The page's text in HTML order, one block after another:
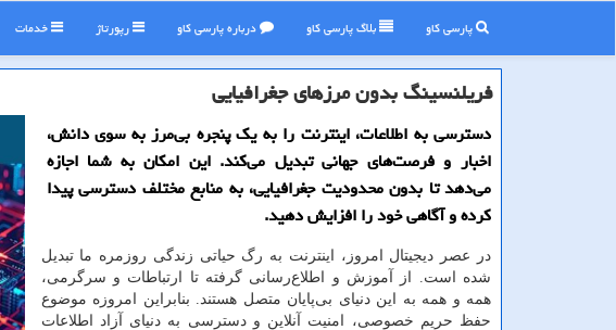
پارسی کاو بلاگ پارسی كاو درباره پارسی كاو رپورتاژ خدمات
فریلنسینگ بدون مرزهای جغرافیایی
دسترسی به اطلاعات، اینترنت را به یک پنجره بی‌مرز به سوی دانش،
اخبار و فرصت‌های جهانی تبدیل می‌کند. این امکان به شما اجازه
می‌دهد تا بدون محدودیت جغرافیایی، به منابع مختلف دسترسی پیدا
کرده و آگاهی خود را افزایش دهید.
در عصر دیجیتال امروز، اینترنت به رگ حیاتی زندگی روزمره ما تبدیل
شده است. از آموزش و اطلاع‌رسانی گرفته تا ارتباطات و سرگرمی،
همه و همه به این دنیای بی‌پایان متصل هستند. بنابراین امروزه موضوع
حفظ حریم خصوصی، امنیت آنلاین و دسترسی به دنیای آزاد اطلاعات